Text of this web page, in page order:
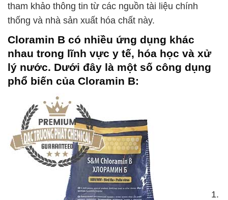
tham khảo thông tin từ các nguồn tài liệu chính
thống và nhà sản xuất hóa chất này.
Cloramin B có nhiều ứng dụng khác
nhau trong lĩnh vực y tế, hóa học và xử
lý nước. Dưới đây là một số công dụng
phổ biến của Cloramin B:
1.